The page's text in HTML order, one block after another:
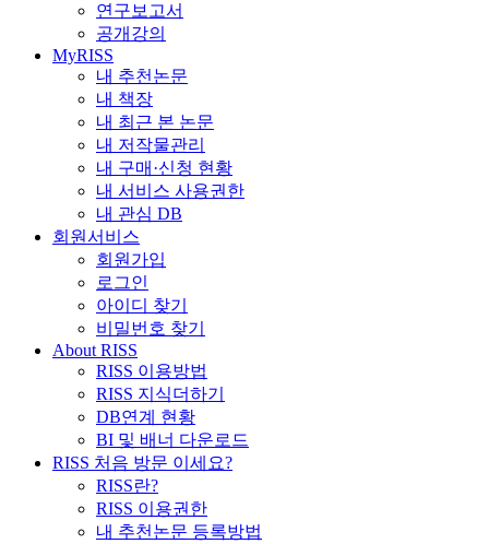
연구보고서
공개강의
MyRISS
내 추천논문
내 책장
내 최근 본 논문
내 저작물관리
내 구매·신청 현황
내 서비스 사용권한
내 관심 DB
회원서비스
회원가입
로그인
아이디 찾기
비밀번호 찾기
About RISS
RISS 이용방법
RISS 지식더하기
DB연계 현황
BI 및 배너 다운로드
RISS 처음 방문 이세요?
RISS란?
RISS 이용권한
내 추천논문 등록방법